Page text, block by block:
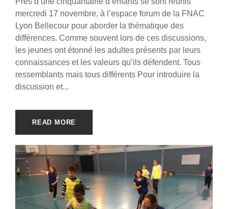
mercredi 17 novembre, à l’espace forum de la FNAC
Lyon Bellecour pour aborder la thématique des
différences. Comme souvent lors de ces discussions,
les jeunes ont étonné les adultes présents par leurs
connaissances et les valeurs qu’ils défendent. Tous
ressemblants mais tous différents Pour introduire la
discussion et...
READ MORE